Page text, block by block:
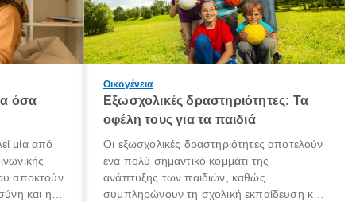
όσα
μία από
αποκτούν
και η
Οικογένεια
Εξωσχολικές δραστηριότητες: Τα
οφέλη τους για τα παιδιά
Οι εξωσχολικές δραστηριότητες αποτελούν
ένα πολύ σημαντικό κομμάτι της
ανάπτυξης των παιδιών, καθώς
συμπληρώνουν τη σχολική εκπαίδευση και